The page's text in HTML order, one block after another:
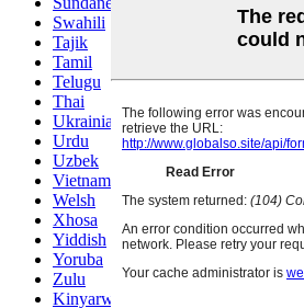
Swahili
Tajik
Tamil
Telugu
Thai
Ukrainian
Urdu
Uzbek
Vietnamese
Welsh
Xhosa
Yiddish
Yoruba
Zulu
Kinyarwanda